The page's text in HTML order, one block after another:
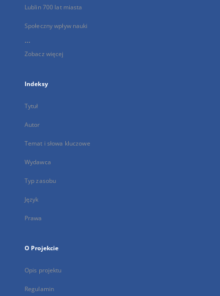
Lublin 700 lat miasta
Społeczny wpływ nauki
...
Zobacz więcej
Indeksy
Tytuł
Autor
Temat i słowa kluczowe
Wydawca
Typ zasobu
Język
Prawa
O Projekcie
Opis projektu
Regulamin